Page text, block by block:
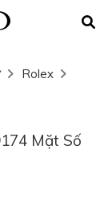
Rolex
Mặt Số